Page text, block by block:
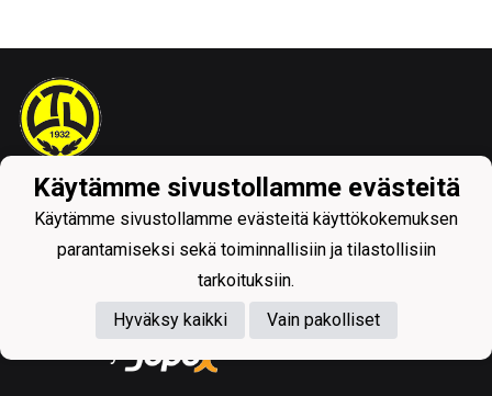
Tietosuojaseloste
Käytämme sivustollamme evästeitä
Käytämme sivustollamme evästeitä käyttökokemuksen
parantamiseksi sekä toiminnallisiin ja tilastollisiin
tarkoituksiin.
Hyväksy kaikki
Vain pakolliset